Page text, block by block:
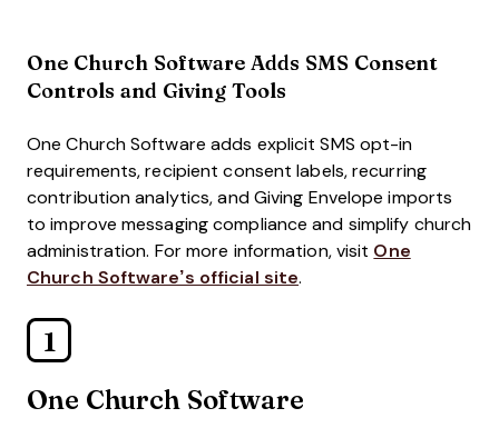
1
One Church Software
One Church Software Adds SMS Consent
Controls and Giving Tools
One Church Software adds explicit SMS opt-in
requirements, recipient consent labels, recurring
contribution analytics, and Giving Envelope imports
to improve messaging compliance and simplify church
administration. For more information, visit One
Church Software’s official site.